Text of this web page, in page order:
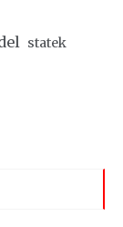
statek